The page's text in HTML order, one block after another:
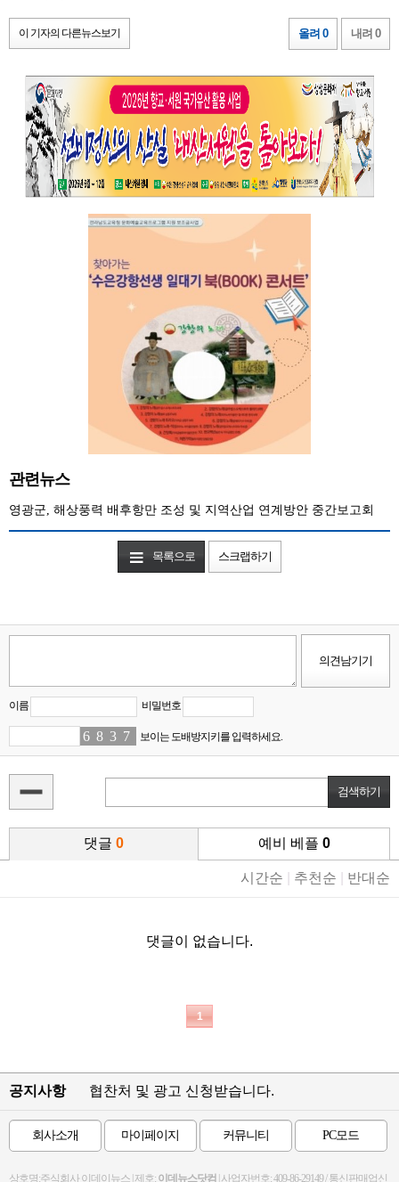
이 기자의 다른뉴스보기 올려 0 내려 0
관련뉴스
영광군, 해상풍력 배후항만 조성 및 지역산업 연계방안 중간보고회
목록으로 스크랩하기
이름 비밀번호
62 85 37 71 보이는 도배방지키를 입력하세요.
댓글 0 예비 베플 0
시간순 추천순 반대순
댓글이 없습니다.
1
공지사항 협찬처 및 광고 신청받습니다.
회사소개 마이페이지 커뮤니티 PC모드
상호명:주식회사 이데이뉴스 | 제호: 이데뉴스닷컴 | 사업자번호: 409-86-29149 / 통신판매업신